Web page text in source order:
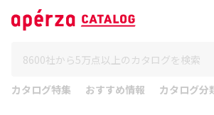
カタログ特集 おすすめ情報 カタログ分